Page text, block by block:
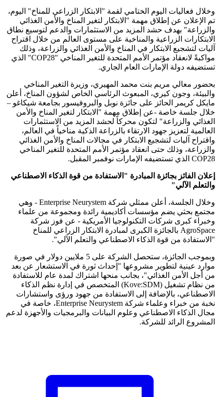
وخلال فعاليات اليوم الختامي لقمة "الابتكار الزراعي للمناخ" اليوم،
تم الإعلان عن إطلاق مهمة "الابتكار لتغير المناخ والأمن الغذائي
والزراعة" بهدف حشد المزيد من الاستثمارات والدعم لتوسيع نطاق
الابتكارات الزراعية والمناخية على مستوى العالم من خلال اقتراح
آليات لتشجيع الابتكار في المناخ والأمن الغذائي والزراعة، وذلك
مواكبةً لانعقاد مؤتمر الأمم المتحدة للتغير المناخي "COP28" الذي
تستضيفه دولة الإمارات العام الجاري.
بحضور معالي مريم بنت محمد المهيري، وزيرة التغير المناخي
والبيئة، وجون كيري، المبعوث الرئاسي الخاص لشؤون المناخ، أعلن
مايكل كريمر الحائز على جائزة نوبل والبروفيسور بجامعة شيكاغو –
خلال جلسة خاصة -عن إطلاق مهمة "الابتكار لتغير المناخ والأمن
الغذائي والزراعة" لتكون محركاً لحشد المزيد من الاستثمارات
العالمية لتعزيز جهود الارتقاء بالزراعة الذكية مناخياً في العالم،
واقتراح آليات لتشجيع الابتكار في مجالات المناخ والأمن الغذائي
والزراعة، وذلك حتى انعقاد مؤتمر الأمم المتحدة للتغير المناخي
COP28 الذي تستضيفه الإمارات نوفمبر المقبل.
إعلان الفائز بجائزة المبادرة "الاستفادة من قوة الذكاء الاصطناعي
والتعلم الآلي"
وخلال الجلسة، أعلن ممثلي شركة Enterprise Neurystem - وهي
مجتمع بحثي يضم مؤسسات أكاديمية رائدة ومجموعة من علماء
وخبراء كبرى شركات التكنولوجيا الأمريكية - عن فوز شركة
AgroSpace بالجائزة الكبرى لمبادرة الابتكار الزراعي للمناخ
"الاستفادة من قوة الذكاء الاصطناعي والتعلم الآلي".
وبموجب الجائزة، ستحصل الشركة على 5 ملايين دولار في صورة
موارد عينية لتطوير مشروعها "إحداث ثورة في الاستشعار عن بعد
من أجل الأمن الغذائي"، بجانب منحها اشتراك لمدة عام للاستفادة
من نظام تشغيل (Kove:SDM) المتخصص في إدارة نظم الذكاء
الاصطناعي، بالإضافة إلى الاستفادة من جهود ورؤى واستشارات
نخبة من خبراء وعلماء شركة Enterprise Neurystem، خاصة في
مجال الذكاء الاصطناعي وعلوم البيانات والبرمجيات والأجهزة لدعم
المشروع الرائد للشركة.